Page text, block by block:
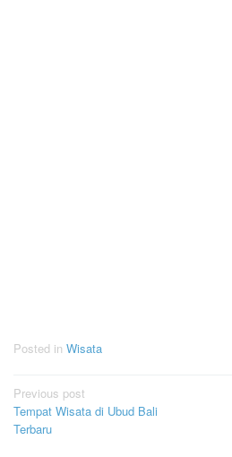
Posted in Wisata
Post
navigation
Previous post
Tempat Wisata di Ubud Bali
Terbaru